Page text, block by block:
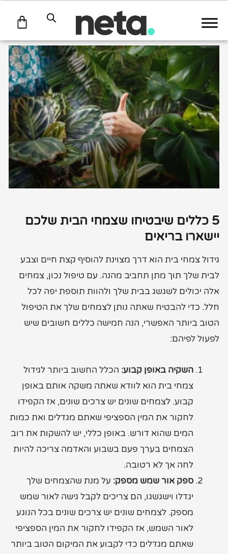
5 כללים שיבטיחו שצמחי הבית שלכם
יישארו בריאים
גידול צמחי בית הוא דרך מצוינת להוסיף קצת חיים וצבע
לבית שלך תוך מתן תחביב מהנה. עם טיפול נכון, צמחים
אלה יכולים לשגשג בבית שלך ולהוות תוספת יפה לכל
חלל. כדי להבטיח שאתה נותן לצמחים שלך את הטיפול
הטוב ביותר האפשרי, הנה חמישה כללים חשובים שיש
לפעול לפיהם:
השקיה באופן קבוע: הכלל החשוב ביותר לגידול
צמחי בית הוא לוודא שאתה משקה אותם באופן
קבוע. לצמחים שונים יש צרכים שונים, אז הקפידו
לחקור את המין הספציפי שאתם מגדלים ואת כמות
המים שהוא דורש. באופן כללי, יש להשקות את רוב
הצמחים בערך פעם בשבוע והאדמה צריכה להיות
לחה אך לא רטובה.
ספק אור שמש מספק: על מנת שהצמחים שלך
יגדלו וישגשגו, הם צריכים לקבל גישה לאור שמש
מספק. לצמחים שונים יש צרכים שונים בכל הנוגע
לאור השמש, אז הקפידו לחקור את המין הספציפי
שאתם מגדלים כדי לקבוע את המיקום הטוב ביותר